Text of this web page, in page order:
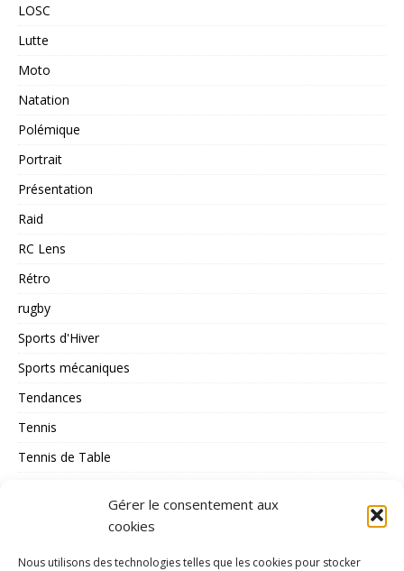
Gérer le consentement aux
cookies
Nous utilisons des technologies telles que les cookies pour stocker
LOSC
Lutte
Moto
Natation
Polémique
Portrait
Présentation
Raid
RC Lens
Rétro
rugby
Sports d'Hiver
Sports mécaniques
Tendances
Tennis
Tennis de Table